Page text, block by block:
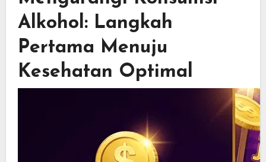
Alkohol: Langkah
Pertama Menuju
Kesehatan Optimal